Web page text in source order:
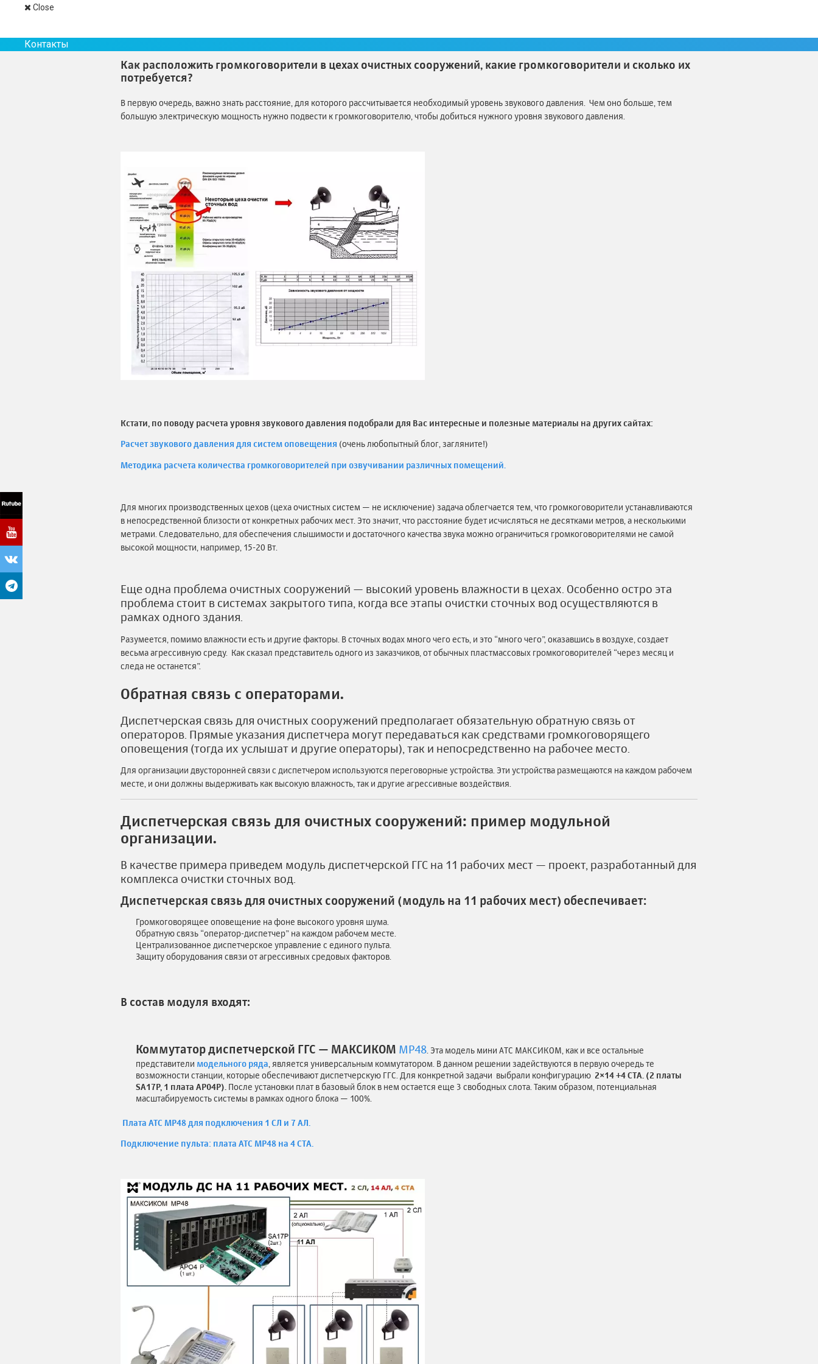
Close
Контакты
Как расположить громкоговорители в цехах очистных сооружений, какие громкоговорители и сколько их
потребуется?
В первую очередь, важно знать расстояние, для которого рассчитывается необходимый уровень звукового давления. Чем оно больше, тем
большую электрическую мощность нужно подвести к громкоговорителю, чтобы добиться нужного уровня звукового давления.
Кстати, по поводу расчета уровня звукового давления подобрали для Вас интересные и полезные материалы на других сайтах:
Расчет звукового давления для систем оповещения (очень любопытный блог, загляните!)
Методика расчета количества громкоговорителей при озвучивании различных помещений.
Для многих производственных цехов (цеха очистных систем — не исключение) задача облегчается тем, что громкоговорители устанавливаются
в непосредственной близости от конкретных рабочих мест. Это значит, что расстояние будет исчисляться не десятками метров, а несколькими
метрами. Следовательно, для обеспечения слышимости и достаточного качества звука можно ограничиться громкоговорителями не самой
высокой мощности, например, 15-20 Вт.
Еще одна проблема очистных сооружений — высокий уровень влажности в цехах. Особенно остро эта
проблема стоит в системах закрытого типа, когда все этапы очистки сточных вод осуществляются в
рамках одного здания.
Разумеется, помимо влажности есть и другие факторы. В сточных водах много чего есть, и это “много чего”, оказавшись в воздухе, создает
весьма агрессивную среду. Как сказал представитель одного из заказчиков, от обычных пластмассовых громкоговорителей “через месяц и
следа не останется”.
Обратная связь с операторами.
Диспетчерская связь для очистных сооружений предполагает обязательную обратную связь от
операторов. Прямые указания диспетчера могут передаваться как средствами громкоговорящего
оповещения (тогда их услышат и другие операторы), так и непосредственно на рабочее место.
Для организации двусторонней связи с диспетчером используются переговорные устройства. Эти устройства размещаются на каждом рабочем
месте, и они должны выдерживать как высокую влажность, так и другие агрессивные воздействия.
Диспетчерская связь для очистных сооружений: пример модульной
организации.
В качестве примера приведем модуль диспетчерской ГГС на 11 рабочих мест — проект, разработанный для
комплекса очистки сточных вод.
Диспетчерская связь для очистных сооружений (модуль на 11 рабочих мест) обеспечивает:
Громкоговорящее оповещение на фоне высокого уровня шума.
Обратную связь “оператор-диспетчер” на каждом рабочем месте.
Централизованное диспетчерское управление с единого пульта.
Защиту оборудования связи от агрессивных средовых факторов.
В состав модуля входят:
Коммутатор диспетчерской ГГС — МАКСИКОМ MP48 . Эта модель мини АТС МАКСИКОМ, как и все остальные
представители модельного ряда , является универсальным коммутатором. В данном решении задействуются в первую очередь те
возможности станции, которые обеспечивают диспетчерскую ГГС. Для конкретной задачи выбрали конфигурацию 2×14 +4 СТА. (2 платы
SA17P, 1 плата АP04P). После установки плат в базовый блок в нем остается еще 3 свободных слота. Таким образом, потенциальная
масштабируемость системы в рамках одного блока — 100%.
Плата АТС MP48 для подключения 1 СЛ и 7 АЛ.
Подключение пульта: плата АТС MP48 на 4 СТА.